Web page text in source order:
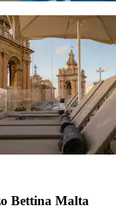
Bettina Malta